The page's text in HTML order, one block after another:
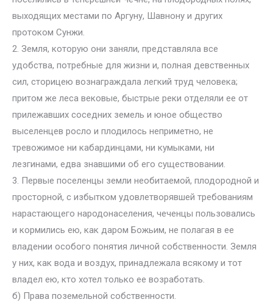
выходящих местами по Аргуну, Шавнону и других
протоком Сунжи.
2. Земля, которую они заняли, представляла все
удобства, потребные для жизни и, полная девственных
сил, сторицею вознаграждала легкий труд человека;
притом же леса вековые, быстрые реки отделяли ее от
прилежавших соседних земель и юное общество
выселенцев росло и плодилось неприметно, не
тревожимое ни кабардинцами, ни кумыками, ни
лезгинами, едва знавшими об его существовании.
3. Первые поселенцы земли необитаемой, плодородной и
просторной, с избытком удовлетворявшей требованиям
нарастающего народонаселения, чеченцы пользовались
и кормились ею, как даром Божьим, не полагая в ее
владении особого понятия личной собственности. Земля
у них, как вода и воздух, принадлежала всякому и тот
владел ею, кто хотел только ее возработать.
б) Права поземельной собственности.